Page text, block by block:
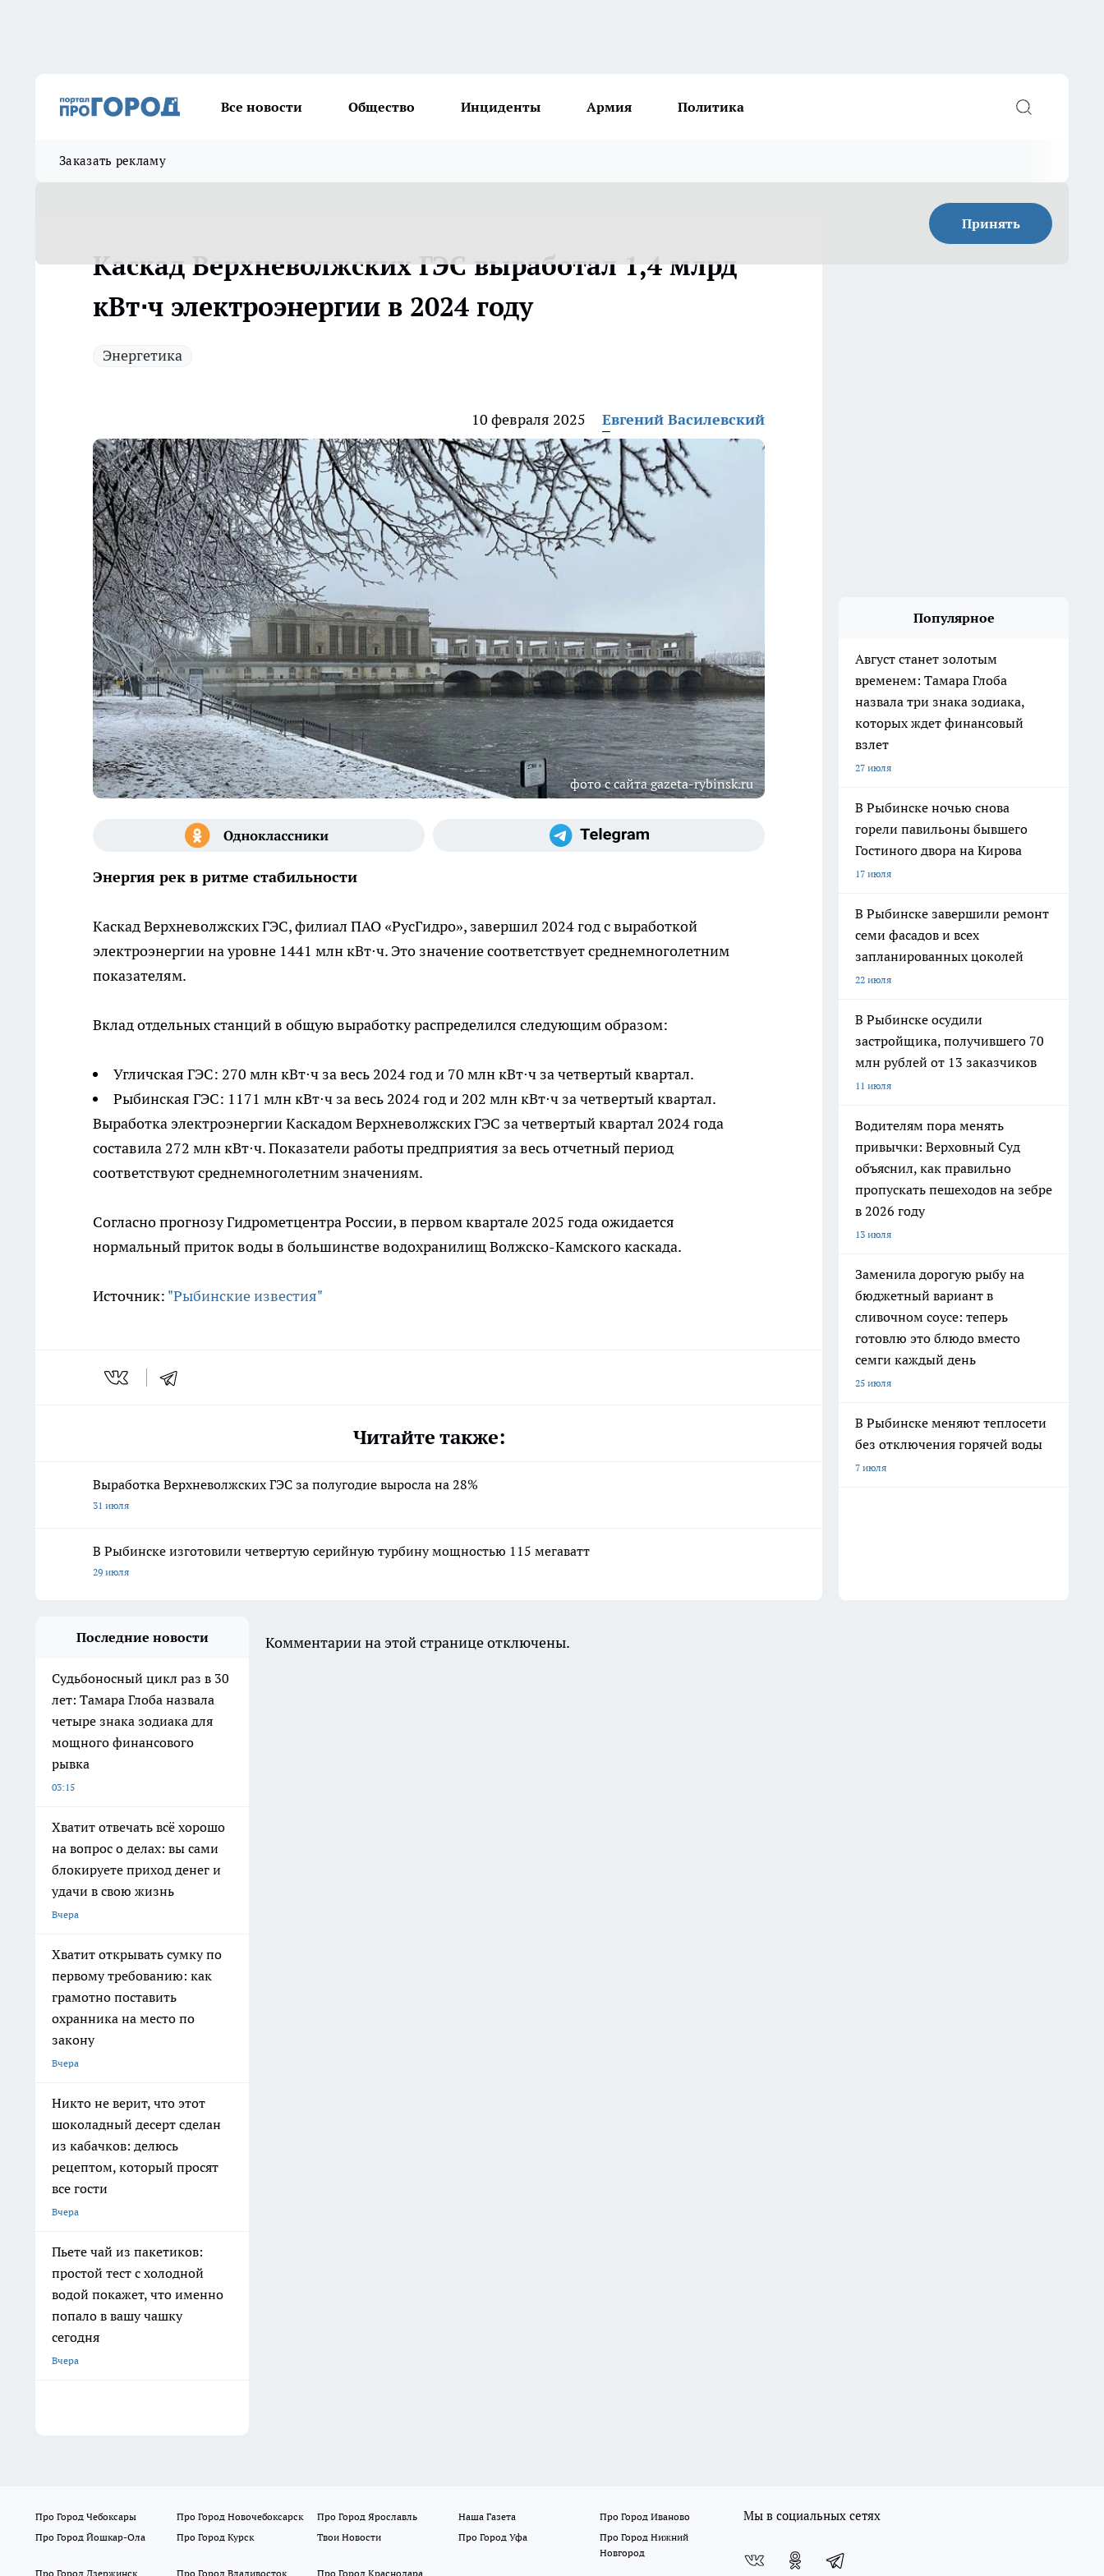
Все новости Общество Инциденты Армия Политика
Заказать рекламу
Принять
Каскад Верхневолжских ГЭС выработал 1,4 млрд
кВт⋅ч электроэнергии в 2024 году
Энергетика
10 февраля 2025 Евгений Василевский
фото с сайта gazeta-rybinsk.ru
Энергия рек в ритме стабильности
Каскад Верхневолжских ГЭС, филиал ПАО «РусГидро», завершил 2024 год с выработкой
электроэнергии на уровне 1441 млн кВт⋅ч. Это значение соответствует среднемноголетним
показателям.
Вклад отдельных станций в общую выработку распределился следующим образом:
Угличская ГЭС: 270 млн кВт⋅ч за весь 2024 год и 70 млн кВт⋅ч за четвертый квартал.
Рыбинская ГЭС: 1171 млн кВт⋅ч за весь 2024 год и 202 млн кВт⋅ч за четвертый квартал.
Выработка электроэнергии Каскадом Верхневолжских ГЭС за четвертый квартал 2024 года
составила 272 млн кВт⋅ч. Показатели работы предприятия за весь отчетный период
соответствуют среднемноголетним значениям.
Согласно прогнозу Гидрометцентра России, в первом квартале 2025 года ожидается
нормальный приток воды в большинстве водохранилищ Волжско-Камского каскада.
Источник: "Рыбинские известия"
Читайте также:
Выработка Верхневолжских ГЭС за полугодие выросла на 28%
31 июля
В Рыбинске изготовили четвертую серийную турбину мощностью 115 мегаватт
29 июля
Популярное
Август станет золотым
временем: Тамара Глоба
назвала три знака зодиака,
которых ждет финансовый
взлет
27 июля
В Рыбинске ночью снова
горели павильоны бывшего
Гостиного двора на Кирова
17 июля
В Рыбинске завершили ремонт
семи фасадов и всех
запланированных цоколей
22 июля
В Рыбинске осудили
застройщика, получившего 70
млн рублей от 13 заказчиков
11 июля
Водителям пора менять
привычки: Верховный Суд
объяснил, как правильно
пропускать пешеходов на зебре
в 2026 году
13 июля
Заменила дорогую рыбу на
бюджетный вариант в
сливочном соусе: теперь
готовлю это блюдо вместо
семги каждый день
25 июля
В Рыбинске меняют теплосети
без отключения горячей воды
7 июля
Последние новости
Судьбоносный цикл раз в 30
лет: Тамара Глоба назвала
четыре знака зодиака для
мощного финансового
рывка
03:15
Хватит отвечать всё хорошо
на вопрос о делах: вы сами
блокируете приход денег и
удачи в свою жизнь
Вчера
Хватит открывать сумку по
первому требованию: как
грамотно поставить
охранника на место по
закону
Вчера
Никто не верит, что этот
шоколадный десерт сделан
из кабачков: делюсь
рецептом, который просят
все гости
Вчера
Пьете чай из пакетиков:
простой тест с холодной
водой покажет, что именно
попало в вашу чашку
сегодня
Вчера
Комментарии на этой странице отключены.
Про Город Чебоксары Про Город Новочебоксарск Про Город Ярославль Наша Газета
Про Город Иваново
Про Город Йошкар-Ола
Про Город Курск Твои Новости Про Город Уфа
Про Город Нижний
Новгород
Про Город Дзержинск
Про Город Владивосток Про Город Краснодара
Мы в социальных сетях